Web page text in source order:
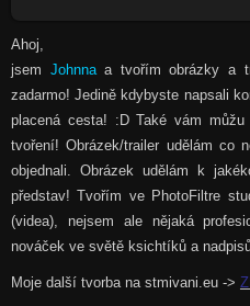
Ahoj,
jsem Johnnaa tvořím obrázky a
zadarmo! Jedině kdybyste napsali
placená cesta! :D Také vám
tvoření! Obrázek/trailer udělám co
objednali. Obrázek udělám k
představ! Tvořím ve PhotoFiltre
(videa), nejsem ale nějaká
nováček ve světě ksichtíků a
Moje další tvorba na stmivani.eu ->